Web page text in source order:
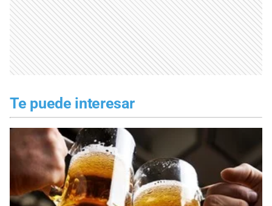
Te puede interesar